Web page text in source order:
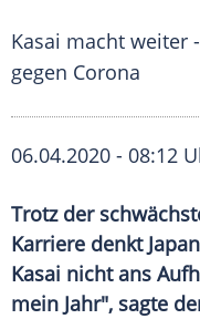
Kasai macht weiter
gegen Corona
06.04.2020 - 08:12
Trotz der
Karriere denkt
Kasai nicht ans
mein Jahr", sagte